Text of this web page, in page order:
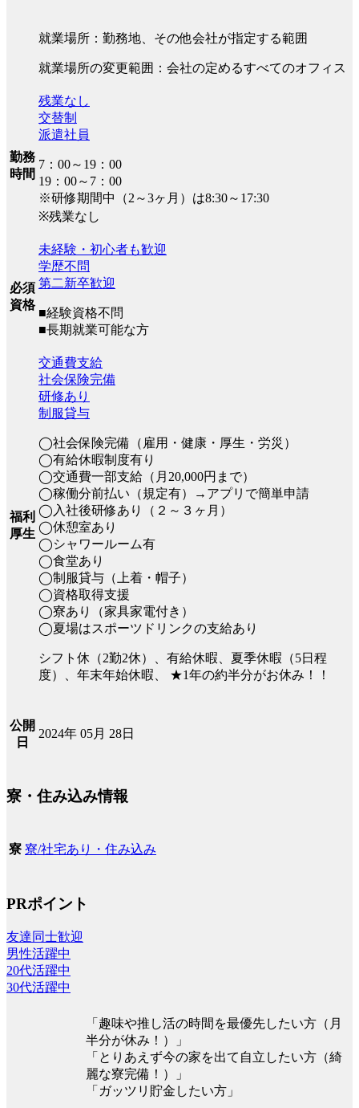
就業場所：勤務地、その他会社が指定する範囲
就業場所の変更範囲：会社の定めるすべてのオフィス
勤務
時間
残業なし
交替制
派遣社員
7：00～19：00
19：00～7：00
※研修期間中（2～3ヶ月）は8:30～17:30
※残業なし
必須
資格
未経験・初心者も歓迎
学歴不問
第二新卒歓迎
■経験資格不問
■長期就業可能な方
福利
厚生
交通費支給
社会保険完備
研修あり
制服貸与
◯社会保険完備（雇用・健康・厚生・労災）
◯有給休暇制度有り
◯交通費一部支給（月20,000円まで）
◯稼働分前払い（規定有）→アプリで簡単申請
◯入社後研修あり（２～３ヶ月）
◯休憩室あり
◯シャワールーム有
◯食堂あり
◯制服貸与（上着・帽子）
◯資格取得支援
◯寮あり（家具家電付き）
◯夏場はスポーツドリンクの支給あり
シフト休（2勤2休）、有給休暇、夏季休暇（5日程
度）、年末年始休暇、 ★1年の約半分がお休み！！
公開
日
2024年 05月 28日
寮・住み込み情報
寮 寮/社宅あり・住み込み
PRポイント
友達同士歓迎
男性活躍中
20代活躍中
30代活躍中
「趣味や推し活の時間を最優先したい方（月
半分が休み！）」
「とりあえず今の家を出て自立したい方（綺
麗な寮完備！）」
「ガッツリ貯金したい方」